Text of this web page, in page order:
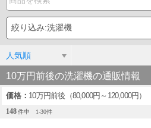
人気順
10万円前後の洗濯機の通販情報
価格 10万円前後（80,000円～120,000円）
148件中 1-30件